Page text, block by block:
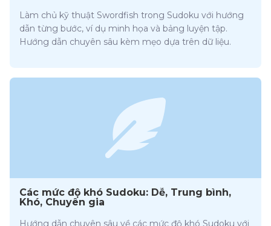
Làm chủ kỹ thuật Swordfish trong Sudoku với hướng
dẫn từng bước, ví dụ minh họa và bảng luyện tập.
Hướng dẫn chuyên sâu kèm mẹo dựa trên dữ liệu.
Các mức độ khó Sudoku: Dễ, Trung bình,
Khó, Chuyên gia
Hướng dẫn chuyên sâu về các mức độ khó Sudoku với